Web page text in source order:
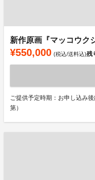
新作原画『マッコウク
¥550,000 (税込/送料込)残
ご提供予定時期：お申し込み
第）